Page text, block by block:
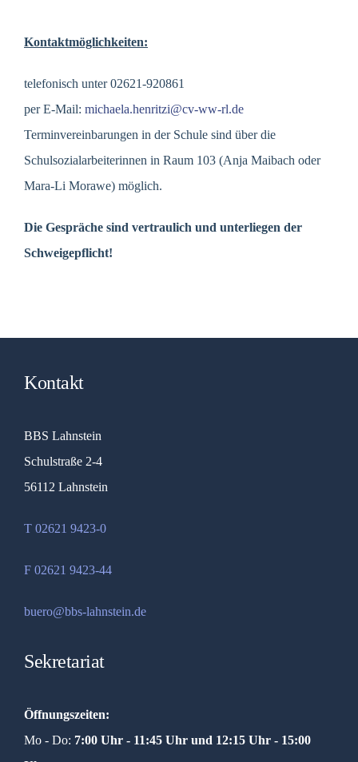
Kontaktmöglichkeiten:
telefonisch unter 02621-920861
per E-Mail: michaela.henritzi@cv-ww-rl.de
Terminvereinbarungen in der Schule sind über die
Schulsozialarbeiterinnen in Raum 103 (Anja Maibach oder
Mara-Li Morawe) möglich.
Die Gespräche sind vertraulich und unterliegen der
Schweigepflicht!
Kontakt
BBS Lahnstein
Schulstraße 2-4
56112 Lahnstein
T 02621 9423-0
F 02621 9423-44
buero@bbs-lahnstein.de
Sekretariat
Öffnungszeiten:
Mo - Do: 7:00 Uhr - 11:45 Uhr und 12:15 Uhr - 15:00